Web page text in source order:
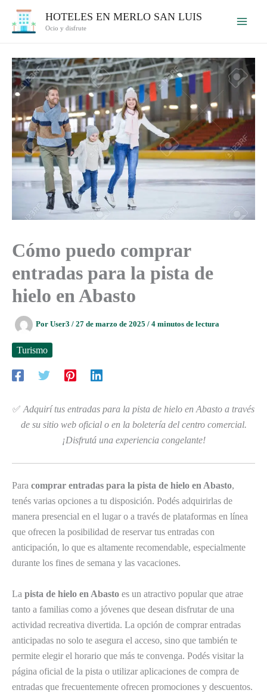
HOTELES EN MERLO SAN LUIS
Ocio y disfrute
Cómo puedo comprar
entradas para la pista de
hielo en Abasto
Por User3 / 27 de marzo de 2025 / 4 minutos de lectura
Turismo
✅ Adquirí tus entradas para la pista de hielo en Abasto a través
de su sitio web oficial o en la boletería del centro comercial.
¡Disfrutá una experiencia congelante!
Para comprar entradas para la pista de hielo en Abasto,
tenés varias opciones a tu disposición. Podés adquirirlas de
manera presencial en el lugar o a través de plataformas en línea
que ofrecen la posibilidad de reservar tus entradas con
anticipación, lo que es altamente recomendable, especialmente
durante los fines de semana y las vacaciones.
La pista de hielo en Abasto es un atractivo popular que atrae
tanto a familias como a jóvenes que desean disfrutar de una
actividad recreativa divertida. La opción de comprar entradas
anticipadas no solo te asegura el acceso, sino que también te
permite elegir el horario que más te convenga. Podés visitar la
página oficial de la pista o utilizar aplicaciones de compra de
entradas que frecuentemente ofrecen promociones y descuentos.